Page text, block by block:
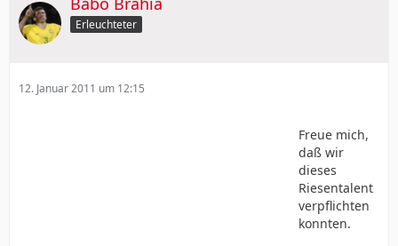
Erleuchteter
12. Januar 2011 um 12:15
Freue mich,
daß wir
dieses
Riesentalent
verpflichten
konnten.